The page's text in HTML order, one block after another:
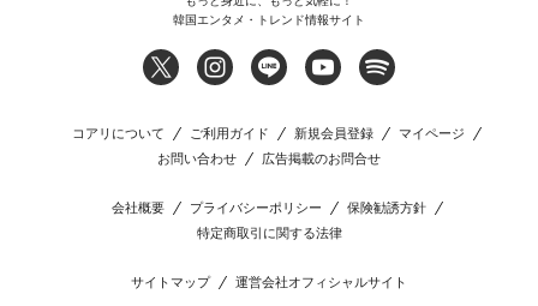
韓国エンタメ・トレンド情報サイト
コアリについて ご利用ガイド 新規会員登録
マイページ
お問い合わせ
広告掲載のお問合せ
会社概要 プライバシーポリシー
保険勧誘方針
特定商取引に関する法律
サイトマップ 運営会社オフィシャルサイト